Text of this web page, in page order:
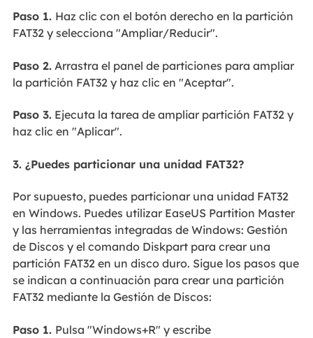
Paso 1. Haz clic con el botón derecho en la partición
FAT32 y selecciona "Ampliar/Reducir".
Paso 2.Arrastra el panel de particiones para ampliar
la partición FAT32 y haz clic en "Aceptar".
Paso 3.Ejecuta la tarea de ampliar partición FAT32 y
haz clic en "Aplicar".
3. ¿Puedes particionar una unidad FAT32?
Por supuesto, puedes particionar una unidad FAT32
en Windows. Puedes utilizar EaseUS Partition Master
y las herramientas integradas de Windows: Gestión
de Discos y el comando Diskpart para crear una
partición FAT32 en un disco duro. Sigue los pasos que
se indican a continuación para crear una partición
FAT32 mediante la Gestión de Discos:
Paso 1. Pulsa "Windows+R" y escribe